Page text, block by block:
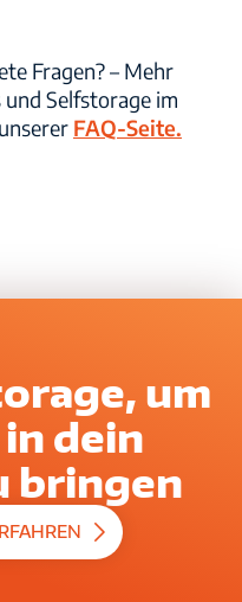
Fragen? – Mehr
Selfstorage im
FAQ-Seite.
um
dein
bringen